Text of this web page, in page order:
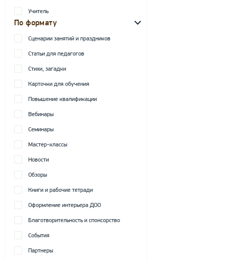
Учитель
По формату
Сценарии занятий и праздников
Статьи для педагогов
Стихи, загадки
Карточки для обучения
Повышение квалификации
Вебинары
Семинары
Мастер-классы
Новости
Обзоры
Книги и рабочие тетради
Оформление интерьера ДОО
Благотворительность и спонсорство
События
Партнеры